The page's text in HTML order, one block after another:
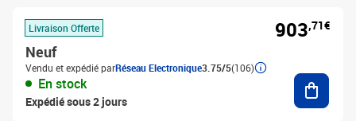
Livraison Offerte
Neuf
Vendu et expédié parRéseau Electronique3.75/5(106)
En stock
Expédié sous 2 jours
903,71€